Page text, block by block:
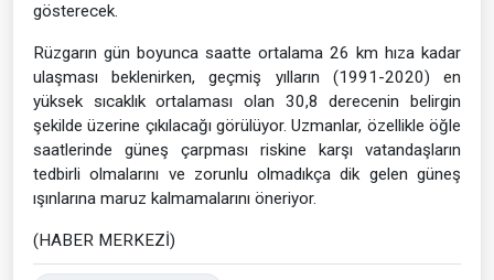
gösterecek.
Rüzgarın gün boyunca saatte ortalama 26 km hıza kadar
ulaşması beklenirken, geçmiş yılların (1991-2020) en
yüksek sıcaklık ortalaması olan 30,8 derecenin belirgin
şekilde üzerine çıkılacağı görülüyor. Uzmanlar, özellikle öğle
saatlerinde güneş çarpması riskine karşı vatandaşların
tedbirli olmalarını ve zorunlu olmadıkça dik gelen güneş
ışınlarına maruz kalmamalarını öneriyor.
(HABER MERKEZİ)